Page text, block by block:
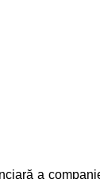
a